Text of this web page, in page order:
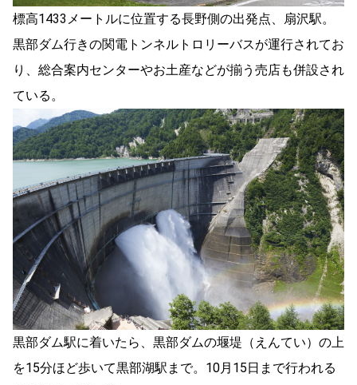
標高1433メートルに位置する長野側の出発点、扇沢駅。
黒部ダム行きの関電トンネルトロリーバスが運行されてお
り、総合案内センターやお土産などが揃う売店も併設され
ている。
黒部ダム駅に着いたら、黒部ダムの堰堤（えんてい）の上
を15分ほど歩いて黒部湖駅まで。10月15日まで行われる